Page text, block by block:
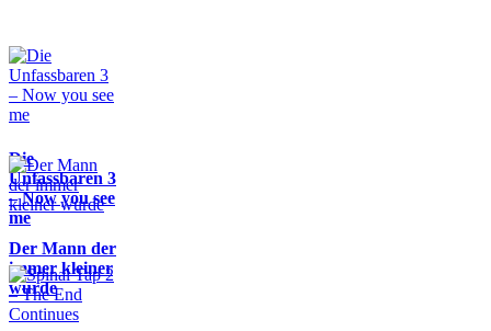
Die
Unfassbaren 3
– Now you see
me
Der Mann der
immer kleiner
wurde